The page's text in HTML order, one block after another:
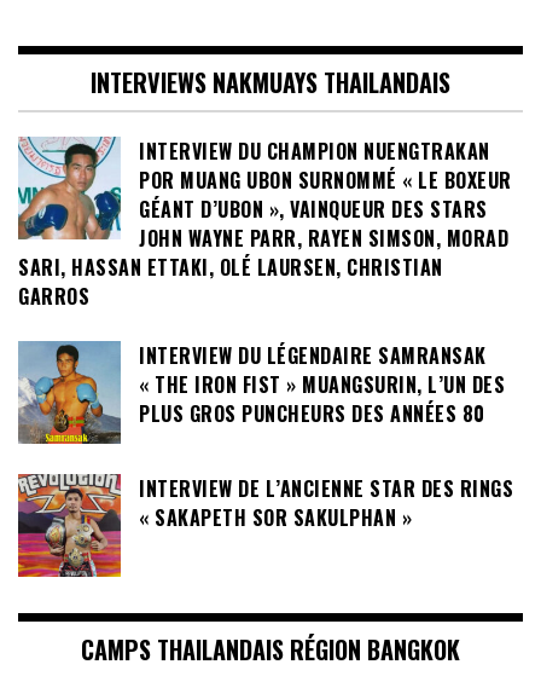
INTERVIEWS NAKMUAYS THAILANDAIS
INTERVIEW DU CHAMPION NUENGTRAKAN
POR MUANG UBON SURNOMMÉ « LE BOXEUR
GÉANT D’UBON », VAINQUEUR DES STARS
JOHN WAYNE PARR, RAYEN SIMSON, MORAD
SARI, HASSAN ETTAKI, OLÉ LAURSEN, CHRISTIAN
GARROS
INTERVIEW DU LÉGENDAIRE SAMRANSAK
« THE IRON FIST » MUANGSURIN, L’UN DES
PLUS GROS PUNCHEURS DES ANNÉES 80
INTERVIEW DE L’ANCIENNE STAR DES RINGS
« SAKAPETH SOR SAKULPHAN »
CAMPS THAILANDAIS RÉGION BANGKOK